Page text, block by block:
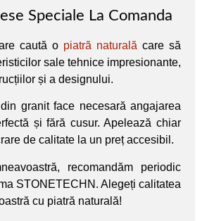
Speciale La Comanda
caută o piatră naturală care să
sale tehnice impresionante,
și a designului.
granit face necesară angajarea
și fără cusur. Apelează chiar
de calitate la un preț accesibil.
recomandăm periodic
STONETECHN. Alegeți calitatea
cu piatră naturală!